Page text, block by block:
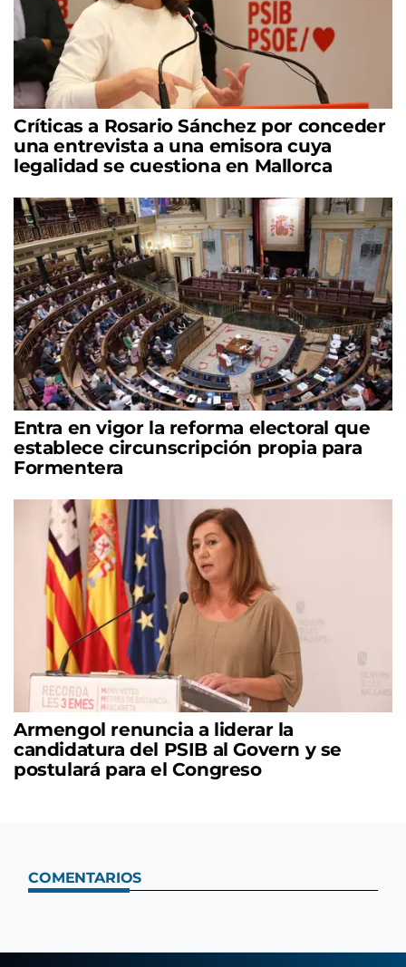
Críticas a Rosario Sánchez por conceder
una entrevista a una emisora cuya
legalidad se cuestiona en Mallorca
Entra en vigor la reforma electoral que
establece circunscripción propia para
Formentera
Armengol renuncia a liderar la
candidatura del PSIB al Govern y se
postulará para el Congreso
COMENTARIOS